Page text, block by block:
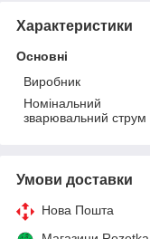
Характеристики
Основні
Виробник
Номінальний
зварювальний струм
Умови доставки
Нова Пошта